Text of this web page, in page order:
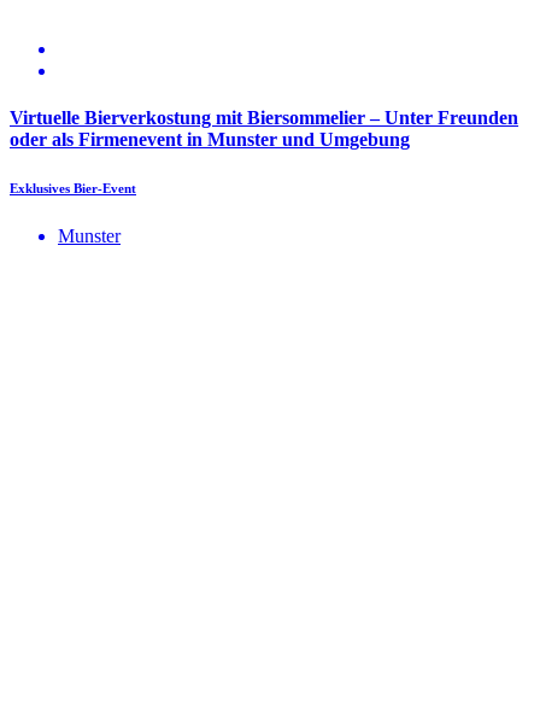
Virtuelle Bierverkostung mit Biersommelier – Unter Freunden
oder als Firmenevent in Munster und Umgebung
Exklusives Bier-Event
Munster